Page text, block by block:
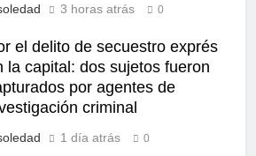
3 horas atrás 0
el delito de secuestro exprés
la capital: dos sujetos fueron
por agentes de
criminal
1 día atrás 0